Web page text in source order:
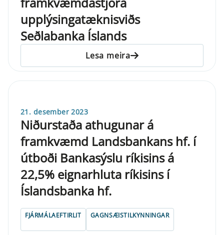
upplýsingatæknisviðs
Seðlabanka Íslands
Lesa meira
21. desember 2023
Niðurstaða athugunar á
framkvæmd Landsbankans hf. í
útboði Bankasýslu ríkisins á
22,5% eignarhluta ríkisins í
Íslandsbanka hf.
FJÁRMÁLAEFTIRLIT GAGNSÆISTILKYNNINGAR